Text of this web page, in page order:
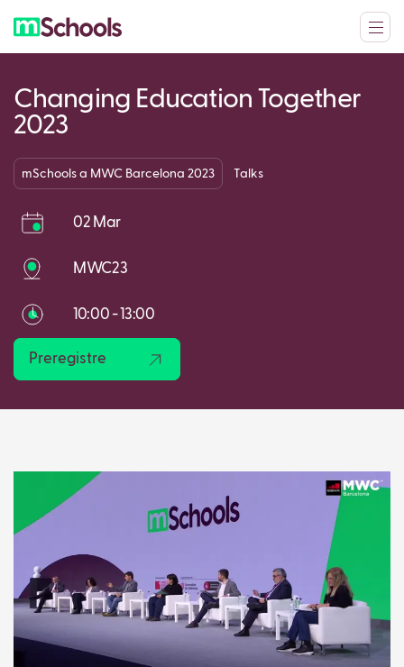
Changing Education Together
2023
mSchools a MWC Barcelona 2023 Talks
02 Mar
MWC23
10:00 - 13:00
Preregistre